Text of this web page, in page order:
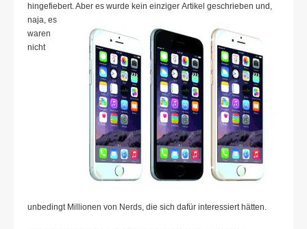
hingefiebert. Aber es wurde kein einziger Artikel geschrieben und,
naja, es
waren
nicht
unbedingt Millionen von Nerds, die sich dafür interessiert hätten.